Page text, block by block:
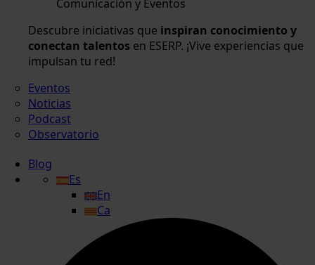
Comunicación y Eventos
Descubre iniciativas que inspiran conocimiento y
conectan talentos en ESERP. ¡Vive experiencias que
impulsan tu red!
Eventos
Noticias
Podcast
Observatorio
Blog
Es
En
Ca